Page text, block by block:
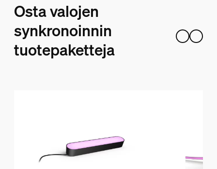
Osta valojen
synkronoinnin
tuotepaketteja